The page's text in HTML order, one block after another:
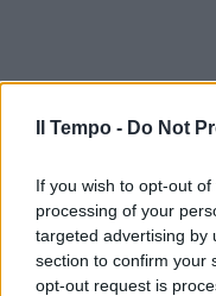
Il Tempo - Do Not
If you wish to opt-out
processing of your
targeted advertising by
section to confirm your
opt-out request is